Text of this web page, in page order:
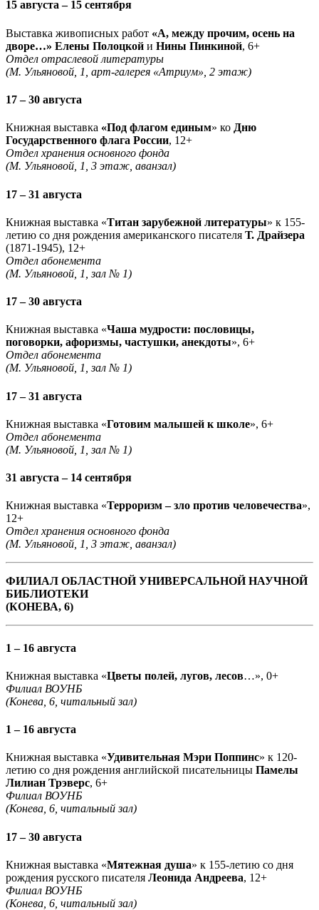
15 августа – 15 сентября
Выставка живописных работ «А, между прочим, осень на
дворе…» Елены Полоцкой и Нины Пинкиной, 6+
Отдел отраслевой литературы
(М. Ульяновой, 1, арт-галерея «Атриум», 2 этаж)
17 – 30 августа
Книжная выставка «Под флагом единым» ко Дню
Государственного флага России, 12+
Отдел хранения основного фонда
(М. Ульяновой, 1, 3 этаж, аванзал)
17 – 31 августа
Книжная выставка «Титан зарубежной литературы» к 155-
летию со дня рождения американского писателя Т. Драйзера
(1871-1945), 12+
Отдел абонемента
(М. Ульяновой, 1, зал № 1)
17 – 30 августа
Книжная выставка «Чаша мудрости: пословицы,
поговорки, афоризмы, частушки, анекдоты», 6+
Отдел абонемента
(М. Ульяновой, 1, зал № 1)
17 – 31 августа
Книжная выставка «Готовим малышей к школе», 6+
Отдел абонемента
(М. Ульяновой, 1, зал № 1)
31 августа – 14 сентября
Книжная выставка «Терроризм – зло против человечества»,
12+
Отдел хранения основного фонда
(М. Ульяновой, 1, 3 этаж, аванзал)
ФИЛИАЛ ОБЛАСТНОЙ УНИВЕРСАЛЬНОЙ НАУЧНОЙ
БИБЛИОТЕКИ
(КОНЕВА, 6)
1 – 16 августа
Книжная выставка «Цветы полей, лугов, лесов…», 0+
Филиал ВОУНБ
(Конева, 6, читальный зал)
1 – 16 августа
Книжная выставка «Удивительная Мэри Поппинс» к 120-
летию со дня рождения английской писательницы Памелы
Лилиан Трэверс, 6+
Филиал ВОУНБ
(Конева, 6, читальный зал)
17 – 30 августа
Книжная выставка «Мятежная душа» к 155-летию со дня
рождения русского писателя Леонида Андреева, 12+
Филиал ВОУНБ
(Конева, 6, читальный зал)